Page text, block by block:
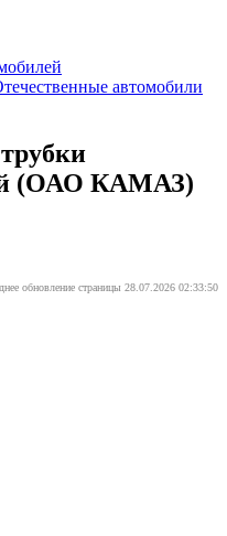
автомобили
(ОАО КАМАЗ)
обновление страницы 28.07.2026 02:33:50